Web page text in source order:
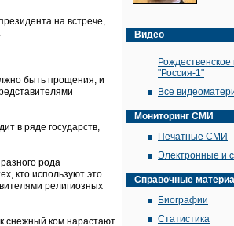
на встрече,
быть прощения, и
в ряде государств,
рода
кто используют это
религиозных
снежный ком нарастают
Видео
"Россия-1"
Все
Мониторинг СМИ
Печатные СМИ
Электронные и
Справочные
Биографии
Статистика